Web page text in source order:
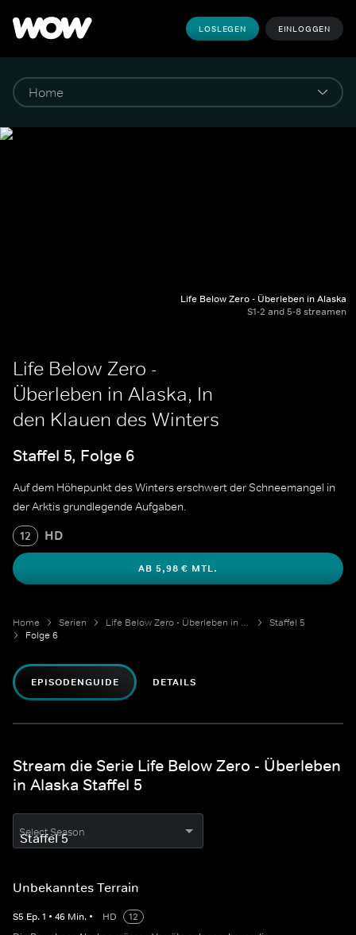
LOSLEGEN EINLOGGEN
Life Below Zero - Überleben in Alaska
S1-2 and 5-8 streamen
Life Below Zero -
Überleben in Alaska, In
den Klauen des Winters
Staffel 5, Folge 6
Auf dem Höhepunkt des Winters erschwert der Schneemangel in
der Arktis grundlegende Aufgaben.
12 HD
AB 5,98 € MTL.
Home Serien Life Below Zero - Überleben in Alaska
Staffel 5
Folge 6
EPISODENGUIDE DETAILS
Stream die Serie Life Below Zero - Überleben
in Alaska Staffel 5
Select Season
Unbekanntes Terrain
S5 Ep.1 • 46 Min. • HD
12